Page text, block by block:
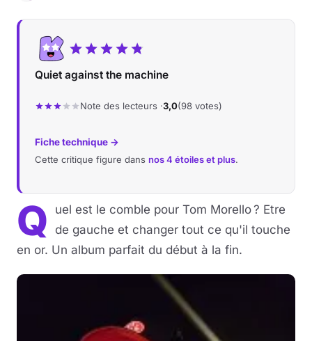
Quiet against the machine
Note des lecteurs ·3,0(98 votes)
Fiche technique →
Cette critique figure dans nos 4 étoiles et plus.
Q
uel est le comble pour Tom Morello ? Etre
de gauche et changer tout ce qu'il touche
en or. Un album parfait du début à la fin.